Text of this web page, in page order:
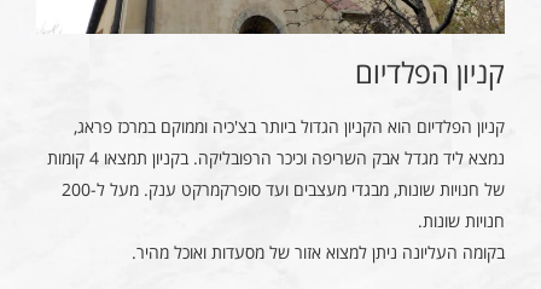
קניון הפלדיום
קניון הפלדיום הוא הקניון הגדול ביותר בצ'כיה וממוקם במרכז פראג,
נמצא ליד מגדל אבק השריפה וכיכר הרפובליקה. בקניון תמצאו 4 קומות
של חנויות שונות, מבגדי מעצבים ועד סופרקמרקט ענק. מעל ל-200
חנויות שונות.
בקומה העליונה ניתן למצוא אזור של מסעדות ואוכל מהיר.